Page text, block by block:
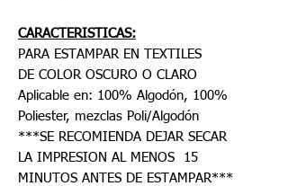
CARACTERISTICAS:
PARA ESTAMPAR EN TEXTILES
DE COLOR OSCURO O CLARO
Aplicable en: 100% Algodón, 100%
Poliester, mezclas Poli/Algodón
***SE RECOMIENDA DEJAR SECAR
LA IMPRESION AL MENOS 15
MINUTOS ANTES DE ESTAMPAR***